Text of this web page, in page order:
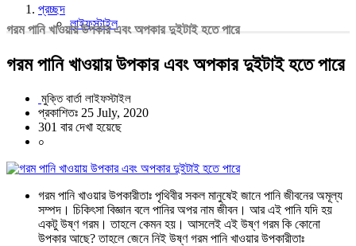
প্রচ্ছদ
লাইফস্টাইল
গরম পানি খাওয়ায় উপকার এবং অপকার দুইটাই হতে পারে
গরম পানি খাওয়ায় উপকার এবং অপকার দুইটাই হতে পারে
মুক্তি বার্তা লাইফস্টাইল
প্রকাশিতঃ 25 July, 2020
301 বার দেখা হয়েছে
০
গরম পানি খাওয়ার উপকারীতাঃ পৃথিবীর সকল মানুষেই জানে পানি জীবনের অমূল্য
সম্পদ। চিকিৎসা বিজ্ঞান বলে পানির অপর নাম জীবন। আর এই পানি যদি হয়
একটু উষ্ণ গরম। তাহলে কেমন হয়। আসলেই এই উষ্ণ গরম কি কোনো
উপকার আছে? তাহলে জেনে নিই উষ্ণ গরম পানি খাওয়ার উপকারীতাঃ